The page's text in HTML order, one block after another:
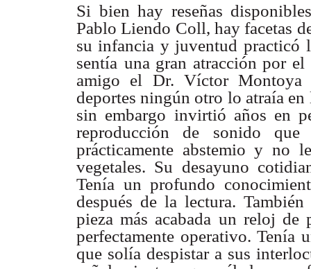
Si bien hay reseñas
Pablo Liendo Coll, hay facetas
su infancia y juventud practicó
sentía una gran atracción por
amigo el Dr. Víctor Montoya
deportes ningún otro lo atraía en
sin embargo invirtió años en
reproducción de sonido
prácticamente abstemio y no
vegetales. Su desayuno
Tenía un profundo
después de la lectura.
pieza más acabada un reloj de
perfectamente operativo. Tenía
que solía despistar a sus